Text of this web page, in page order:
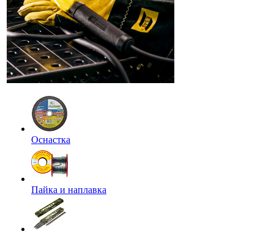
Оснастка
Пайка и наплавка